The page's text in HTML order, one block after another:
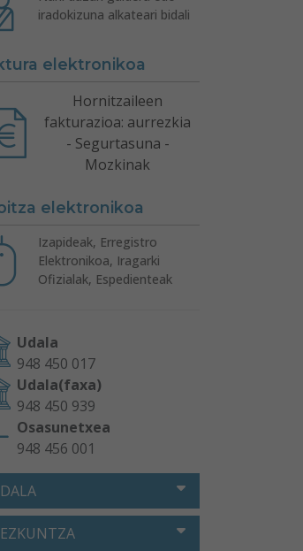
iradokizuna alkateari bidali
elektronikoa
Hornitzaileen
fakturazioa: aurrezkia
- Segurtasuna -
Mozkinak
elektronikoa
Izapideak, Erregistro
Elektronikoa, Iragarki
Ofizialak, Espedienteak
Udala
948 450 017
Udala(faxa)
948 450 939
Osasunetxea
948 456 001